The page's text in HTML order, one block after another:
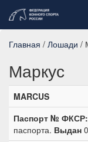
Главная / Лошади /
Маркус
MARCUS
Паспорт № ФКСР:
паспорта. Выдан